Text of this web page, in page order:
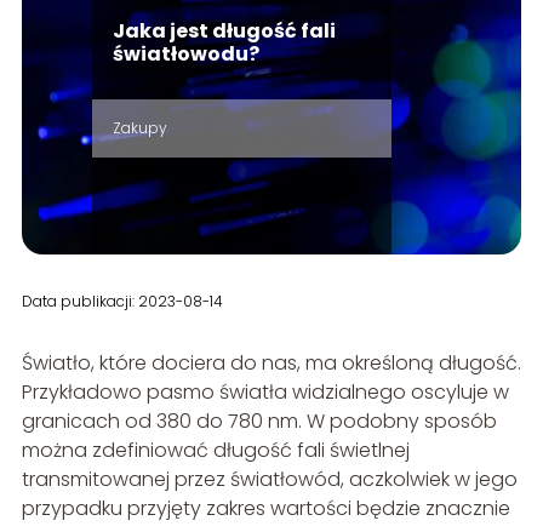
Jaka jest długość fali
światłowodu?
Zakupy
Data publikacji: 2023-08-14
Światło, które dociera do nas, ma określoną długość.
Przykładowo pasmo światła widzialnego oscyluje w
granicach od 380 do 780 nm. W podobny sposób
można zdefiniować długość fali świetlnej
transmitowanej przez światłowód, aczkolwiek w jego
przypadku przyjęty zakres wartości będzie znacznie